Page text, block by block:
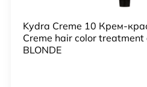
Kydra Creme 10 Крем-
Creme hair color treatment
BLONDE